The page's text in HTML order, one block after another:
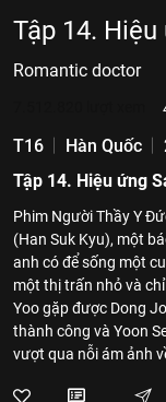
Tập 14.
Romantic doctor
T16 Hàn Quốc
Tập 14. Hiệu ứng
Phim Người Thầy Y
(Han Suk Kyu), một
anh có để sống một
một thị trấn nhỏ và
Yoo gặp được Dong
thành công và Yoon
vượt qua nỗi ám ảnh